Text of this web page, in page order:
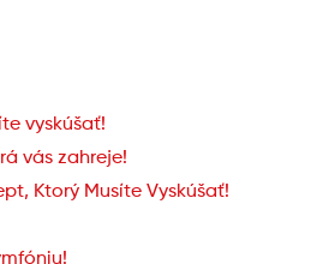
vyskúšať!
vás zahreje!
Ktorý Musíte Vyskúšať!